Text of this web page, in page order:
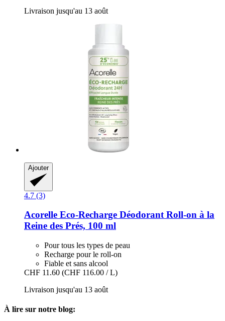
Livraison jusqu'au 13 août
Ajouter
4.7 (3)
Acorelle Eco-​Recharge Déodorant Roll-​on à la
Reine des Prés, 100 ml
Pour tous les types de peau
Recharge pour le roll-on
Fiable et sans alcool
CHF 11.60 (CHF 116.00 / L)
Livraison jusqu'au 13 août
À lire sur notre blog: